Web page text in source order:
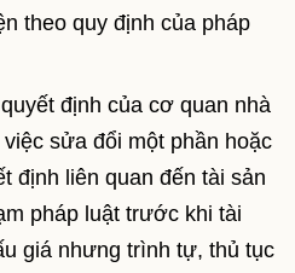
theo quy định của pháp
định của cơ quan nhà
sửa đổi một phần hoặc
định liên quan đến tài sản
pháp luật trước khi tài
giá nhưng trình tự, thủ tục